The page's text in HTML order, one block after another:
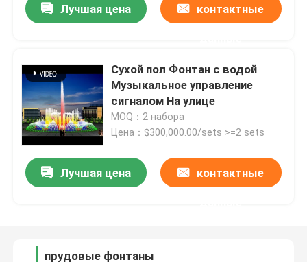
Главная страница
Продукция
О Компании
Лучшая цена контактные
Сухой пол Фонтан с водой
Музыкальное управление
сигналом На улице
MOQ：2 набора
Цена：$300,000.00/sets >=2 sets
Лучшая цена контактные
прудовые фонтаны